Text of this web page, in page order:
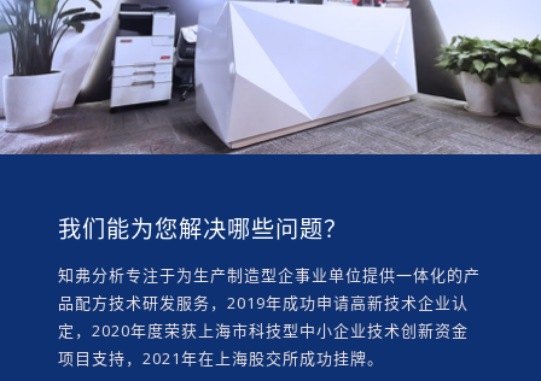
我们能为您解决哪些问题？
知弗分析专注于为生产制造型企事业单位提供一体化的产
品配方技术研发服务，2019年成功申请高新技术企业认
定，2020年度荣获上海市科技型中小企业技术创新资金
项目支持，2021年在上海股交所成功挂牌。